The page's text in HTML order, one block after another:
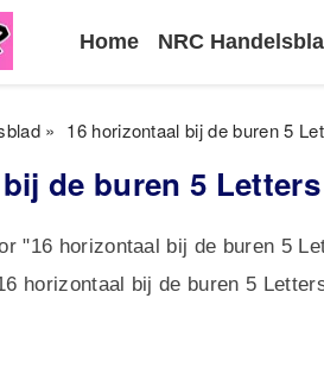
Home NRC
» 16 horizontaal bij de buren 5
de buren 5 Letters
"16 horizontaal bij de buren 5
horizontaal bij de buren 5